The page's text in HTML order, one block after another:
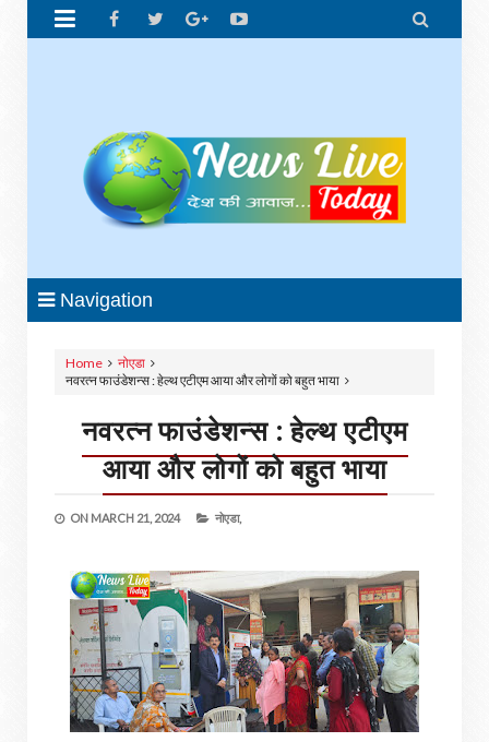
 
Navigation
Home
नोएडा
नवरत्न फाउंडेशन्स : हेल्थ एटीएम आया और लोगों को बहुत भाया
नवरत्न फाउंडेशन्स : हेल्थ एटीएम
आया और लोगों को बहुत भाया
ON MARCH 21, 2024 नोएडा,